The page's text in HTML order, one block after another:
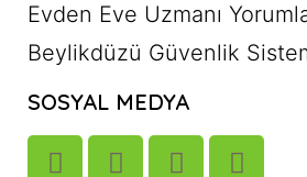
Evden Eve Uzmanı
Beylikdüzü Güvenlik
SOSYAL MEDYA